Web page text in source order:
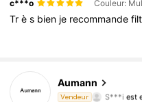
c***o
Très bien je recommande
Aumann
Vendeur
4,82
S***i est